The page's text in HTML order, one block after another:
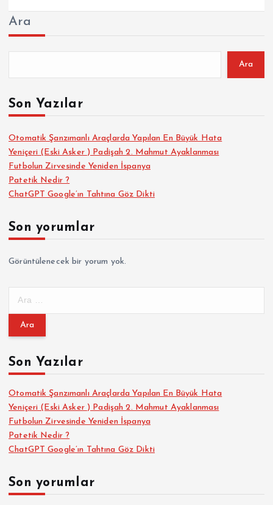
Ara
Ara
Son Yazılar
Otomatik Şanzımanlı Araçlarda Yapılan En Büyük Hata
Yeniçeri (Eski Asker ) Padişah 2. Mahmut Ayaklanması
Futbolun Zirvesinde Yeniden İspanya
Patetik Nedir ?
ChatGPT Google’ın Tahtına Göz Dikti
Son yorumlar
Görüntülenecek bir yorum yok.
m
:Son Yazılar
Otomatik Şanzımanlı Araçlarda Yapılan En Büyük Hata
Yeniçeri (Eski Asker ) Padişah 2. Mahmut Ayaklanması
Futbolun Zirvesinde Yeniden İspanya
Patetik Nedir ?
ChatGPT Google’ın Tahtına Göz Dikti
Son yorumlar